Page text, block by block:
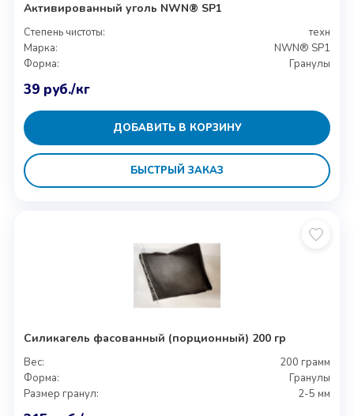
Активированный уголь NWN® SP1
Степень чистоты:
техн
Марка:
NWN® SP1
Форма:
Гранулы
39 руб./кг
ДОБАВИТЬ В КОРЗИНУ
БЫСТРЫЙ ЗАКАЗ
Силикагель фасованный (порционный) 200 гр
Вес:
200 грамм
Форма:
Гранулы
Размер гранул:
2-5 мм